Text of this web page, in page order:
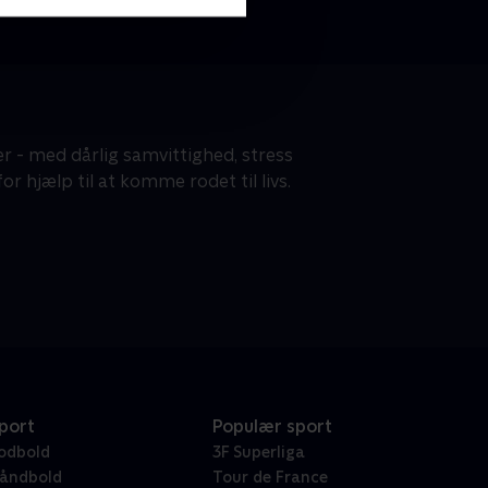
- med dårlig samvittighed, stress
hjælp til at komme rodet til livs.
Populær sport
3F Superliga
Tour de France